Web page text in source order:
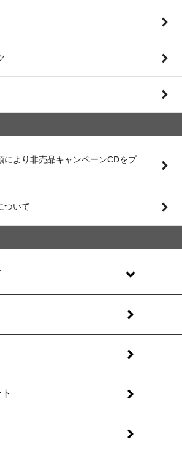
により非売品キャンペーンCDをプ
ついて